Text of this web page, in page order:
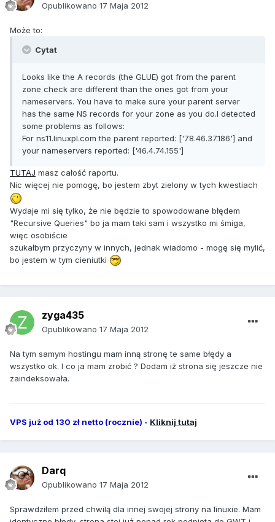
Opublikowano 17 Maja 2012
Może to:
Cytat
Looks like the A records (the GLUE) got from the parent
zone check are different than the ones got from your
nameservers. You have to make sure your parent server
has the same NS records for your zone as you do.I detected
some problems as follows:
For ns11.linuxpl.com the parent reported: ['78.46.37.186'] and
your nameservers reported: ['46.4.74.155']
TUTAJ masz całość raportu.
Nic więcej nie pomogę, bo jestem zbyt zielony w tych kwestiach
Wydaje mi się tylko, że nie będzie to spowodowane błędem
"Recursive Queries" bo ja mam taki sam i wszystko mi śmiga,
więc osobiście
szukałbym przyczyny w innych, jednak wiadomo - mogę się mylić,
bo jestem w tym cieniutki
zyga435
Opublikowano 17 Maja 2012
Na tym samym hostingu mam inną stronę te same błędy a
wszystko ok. I co ja mam zrobić ? Dodam iż strona się jeszcze nie
zaindeksowała.
VPS już od 130 zł netto (rocznie) - Kliknij tutaj
Darq
Opublikowano 17 Maja 2012
Sprawdziłem przed chwilą dla innej swojej strony na linuxie. Mam